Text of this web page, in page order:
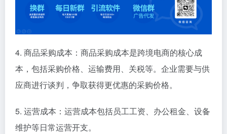
4. 商品采购成本：商品采购成本是跨境电商的核心成
本，包括采购价格、运输费用、关税等。企业需要与供
应商进行谈判，争取获得更优惠的采购价格。
5. 运营成本：运营成本包括员工工资、办公租金、设备
维护等日常运营开支。